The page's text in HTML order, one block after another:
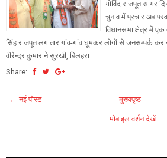
गोविंद राजपूत सागर
चुनाव में प्रचार अब
विधानसभा क्षेत्र में एक
सिंह राजपूत लगातार गांव-गांव घूमकर लोगों से जनसम्पर्क कर
वीरेन्द्र कुमार ने सुरखी, बिलहरा...
Share:
← नई पोस्ट मुख्यपृष्ठ
मोबाइल वर्शन देखें